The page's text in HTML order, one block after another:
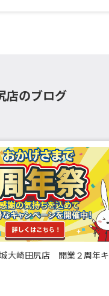
店のブログ
大崎田尻店 開業２周年キ